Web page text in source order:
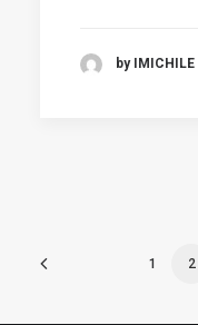
by IMICHILE
1 2